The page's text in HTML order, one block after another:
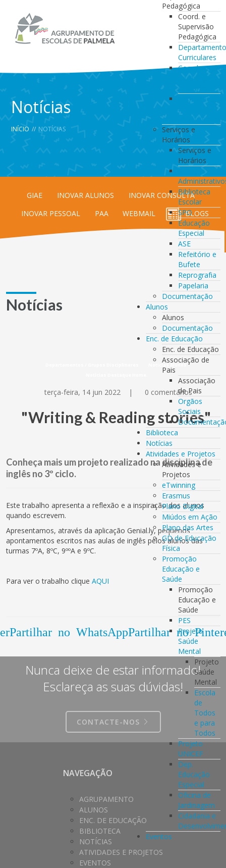
Pedagógica
Coord. e
Supervisão
Pedagógica
Curriculares
Coordenação
da Direção
de Turma
Coordenação
de
Serviços e
Horários
Serviços e
Horários
Serviços
Biblioteca
Escolar
SPO
Educação
Especial
ASE
Refeitório e
Bufete
Reprografia
Papelaria
Documentação
Alunos
Alunos
Documentação
Enc. de Educação
Enc. de Educação
Associação de
Pais
Associação
de Pais
Orgãos
Sociais
Biblioteca
Notícias
Atividades e Projetos
Atividades e
Projetos
eTwinning
Erasmus
Plano Digital
Miúdos em Ação
Plano das Artes
GD de Educação
Física
Promoção
Educação e
Saúde
Promoção
Educação e
Saúde
PES
Projeto
Saúde
Mental
Projeto
Saúde
Mental
Escola
de
Todos
e para
Todos
Projeto
UNICEF
Dep.
Educação
Especial
Oficina de
Jardinagem
Cidadania e
Eventos
Notícias
INÍCIO // NOTÍCIAS
GIAE INOVAR ALUNOS
INOVAR CONSULTA
INOVAR PESSOAL
PAA WEBMAIL BLOGS
Notícias
terça-feira, 14 jun 2022 | 0 comentários
"Writing & Reading stories"
Conheça mais um projeto realizado na disciplina de
inglês no 3º ciclo.
Este trabalho apresenta a reflexão e a inspiração dos alunos
quando escrevem.
Apresentamos, através da aplicação Genial.ly, pequenos
apontamentos escritos nas aulas de inglês pelos alunos das
turmas 7ºA, 8ºC, 9ººA e 9ºC.
Para ver o trabalho clique AQUI
Partilhar no WhatsAppPartilhar no
Nunca deixe de estar informado!
Esclareça as suas dúvidas!
CONTACTE-NOS
NAVEGAÇÃO
AGRUPAMENTO
ALUNOS
ENC. DE EDUCAÇÃO
BIBLIOTECA
NOTÍCIAS
ATIVIDADES E PROJETOS
EVENTOS